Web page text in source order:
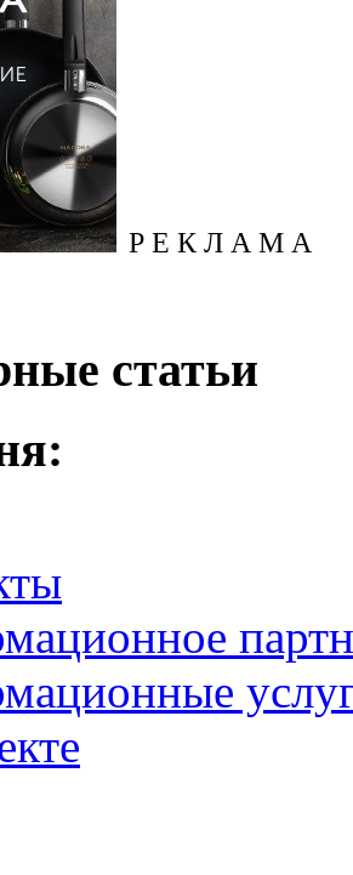
Р Е К Л А М А
статьи